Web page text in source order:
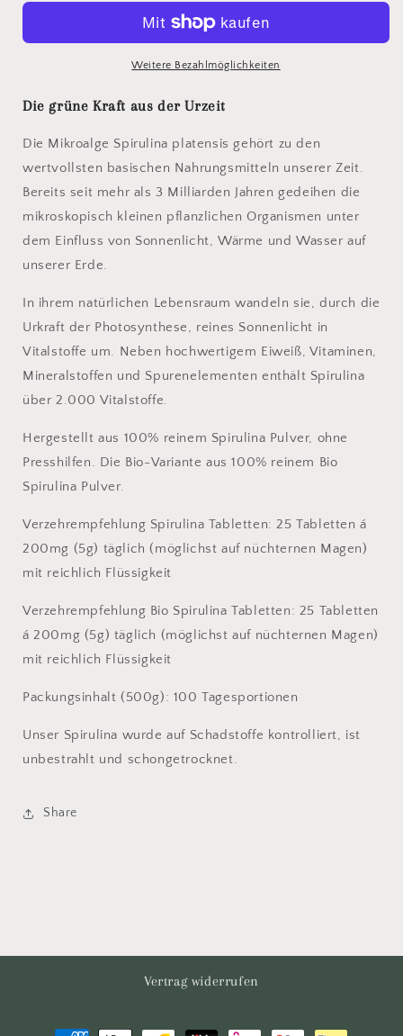
Weitere Bezahlmöglichkeiten
Die grüne Kraft aus der Urzeit
Die Mikroalge Spirulina platensis gehört zu den
wertvollsten basischen Nahrungsmitteln unserer Zeit.
Bereits seit mehr als 3 Milliarden Jahren gedeihen die
mikroskopisch kleinen pflanzlichen Organismen unter
dem Einfluss von Sonnenlicht, Wärme und Wasser auf
unserer Erde.
In ihrem natürlichen Lebensraum wandeln sie, durch die
Urkraft der Photosynthese, reines Sonnenlicht in
Vitalstoffe um. Neben hochwertigem Eiweiß, Vitaminen,
Mineralstoffen und Spurenelementen enthält Spirulina
über 2.000 Vitalstoffe.
Hergestellt aus 100% reinem Spirulina Pulver, ohne
Presshilfen. Die Bio-Variante aus 100% reinem Bio
Spirulina Pulver.
Verzehrempfehlung Spirulina Tabletten: 25 Tabletten á
200mg (5g) täglich (möglichst auf nüchternen Magen)
mit reichlich Flüssigkeit
Verzehrempfehlung Bio Spirulina Tabletten: 25 Tabletten
á 200mg (5g) täglich (möglichst auf nüchternen Magen)
mit reichlich Flüssigkeit
Packungsinhalt (500g): 100 Tagesportionen
Unser Spirulina wurde auf Schadstoffe kontrolliert, ist
unbestrahlt und schongetrocknet.
Share
Vertrag widerrufen
Zahlungsmethoden